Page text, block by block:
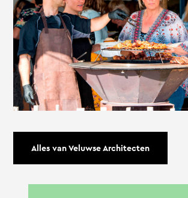
Alles van Veluwse Architecten